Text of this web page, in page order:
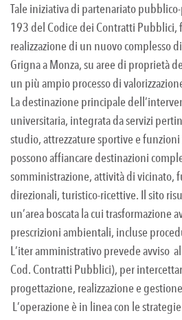
Tale iniziativa di partenariato
193 del Codice dei Contratti Pubblici,
realizzazione di un nuovo complesso
Grigna a Monza, su aree di proprietà
un più ampio processo di
La destinazione principale
universitaria, integrata da servizi
studio, attrezzature sportive e
possono affiancare destinazioni
somministrazione, attività di vicinato,
direzionali, turistico-ricettive. Il sito
un’area boscata la cui trasformazione
prescrizioni ambientali, incluse
L’iter amministrativo prevede avviso
Cod. Contratti Pubblici), per
progettazione, realizzazione e
L’operazione è in linea con le